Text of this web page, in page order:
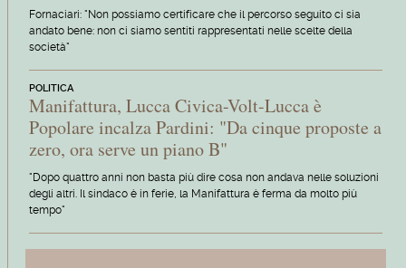
Fornaciari: "Non possiamo certificare che il percorso seguito ci sia
andato bene: non ci siamo sentiti rappresentati nelle scelte della
società"
POLITICA
Manifattura, Lucca Civica-Volt-Lucca è
Popolare incalza Pardini: "Da cinque proposte a
zero, ora serve un piano B"
"Dopo quattro anni non basta più dire cosa non andava nelle soluzioni
degli altri. Il sindaco è in ferie, la Manifattura è ferma da molto più
tempo"